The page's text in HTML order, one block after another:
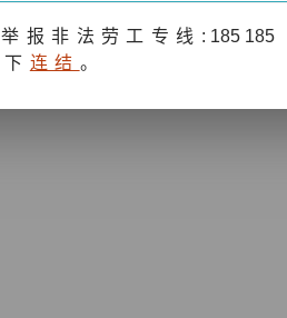
举报非法劳工专线 : 185 185
连结 。